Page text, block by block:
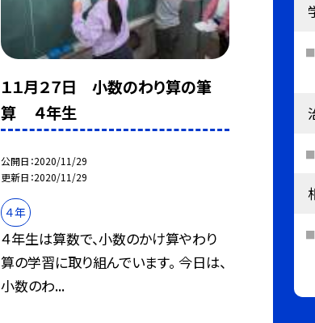
１１月２７日 小数のわり算の筆
算 ４年生
公開日 2020/11/29
更新日 2020/11/29
４年
４年生は算数で、小数のかけ算やわり
算の学習に取り組んでいます。 今日は、
小数のわ...